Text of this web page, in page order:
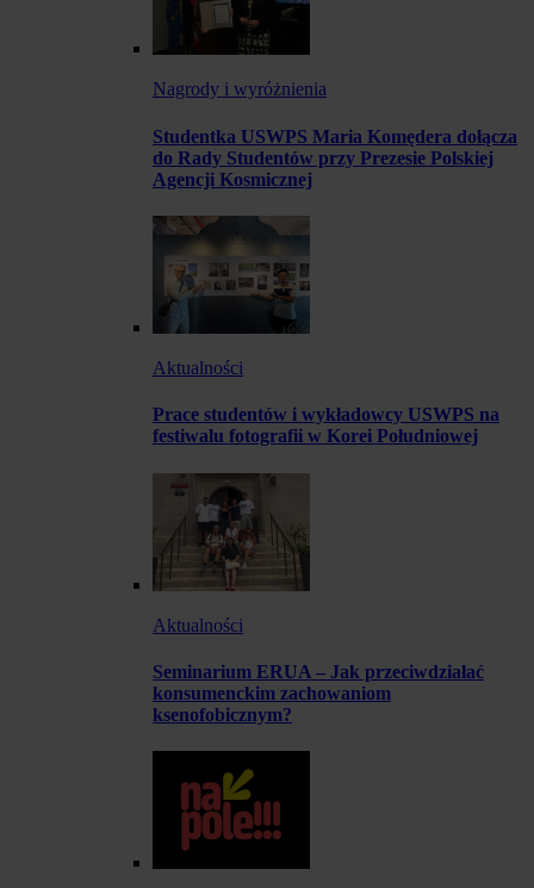
Nagrody i wyróżnienia
Studentka USWPS Maria Komędera dołącza
do Rady Studentów przy Prezesie Polskiej
Agencji Kosmicznej
Aktualności
Prace studentów i wykładowcy USWPS na
festiwalu fotografii w Korei Południowej
Aktualności
Seminarium ERUA – Jak przeciwdziałać
konsumenckim zachowaniom
ksenofobicznym?